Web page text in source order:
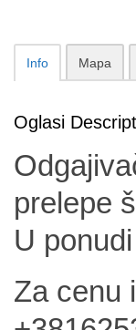
Info Mapa
Oglasi
prelepe
U
Za cenu